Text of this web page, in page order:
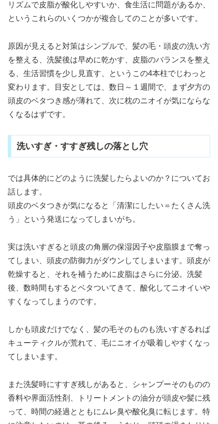
リズムで皮脂が酸化しやすいか、食生活に問題があるか、
というこれらのいくつかが複合してのことが多いです。
原因が見えると対策はシンプルで、髪の毛・頭皮の洗い方
を整える、洗髪後は早めに乾かす、皮脂のバランスを整え
る、生活習慣を少し見直す、というこの4本柱でじわっと
変わります。目安としては、数日～１週間で、まず夕方の
頭皮のベタつき感が薄れて、次に枕のニオイが気にならな
くなるはずです。
洗いすぎ・すすぎ残しの落とし穴
では具体的にどのように洗髪したらよいのか？についてお
話します。
頭皮のベタつきが気になると「清潔にしたい＝たくさん洗
う」という発送になってしまいがち。
実は洗いすぎると頭皮の角層の保湿因子や皮脂膜まで奪っ
てしまい、頭皮の防御力がダウンしてしまいます。頭皮が
乾燥すると、それを補うために皮脂はさらに分泌。洗髪
後、数時間もするとベタついてきて、酸化してニオイいや
すくなってしまうのです。
しかも頭皮だけでなく、髪の毛そのものも洗いすぎるれば
キューティクルが荒れて、毛にニオイが吸着しやすくなっ
てしまいます。
また洗髪時にすすぎ残しがあると、シャンプーそのものの
香料や界面活性剤、トリートメントの油分が頭皮や髪に残
って、時間の経過とともにムレ臭や酸化臭に転じます。特